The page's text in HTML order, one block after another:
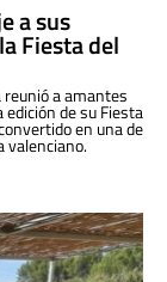
a sus
Fiesta del
reunió a amantes
de su Fiesta
en una de
valenciano.